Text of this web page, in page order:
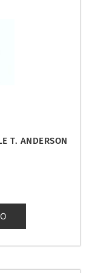
T. ANDERSON